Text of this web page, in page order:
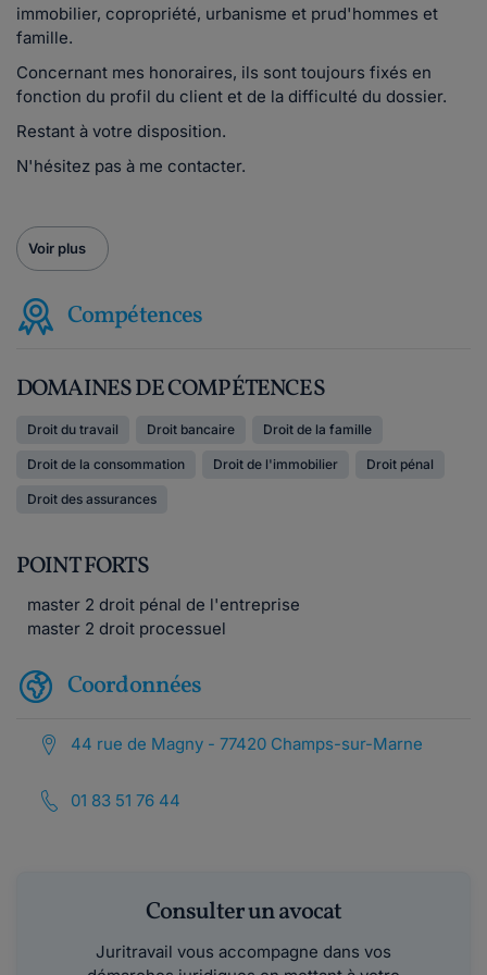
immobilier, copropriété, urbanisme et prud'hommes et
famille.
Concernant mes honoraires, ils sont toujours fixés en
fonction du profil du client et de la difficulté du dossier.
Restant à votre disposition.
N'hésitez pas à me contacter.
Voir plus
Compétences
DOMAINES DE COMPÉTENCES
Droit du travail Droit bancaire Droit de la famille
Droit de la consommation Droit de l'immobilier Droit pénal
Droit des assurances
POINT FORTS
master 2 droit pénal de l'entreprise
master 2 droit processuel
Coordonnées
44 rue de Magny - 77420 Champs-sur-Marne
01 83 51 76 44
Consulter un avocat
Juritravail vous accompagne dans vos